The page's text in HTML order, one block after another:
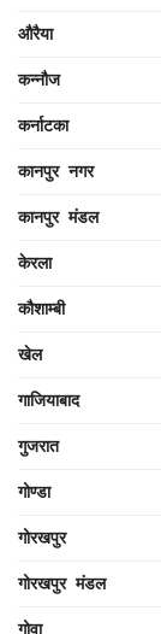
औरैया
कन्नौज
कर्नाटका
कानपुर नगर
कानपुर मंडल
केरला
कौशाम्बी
खेल
गाजियाबाद
गुजरात
गोण्डा
गोरखपुर
गोरखपुर मंडल
गोवा